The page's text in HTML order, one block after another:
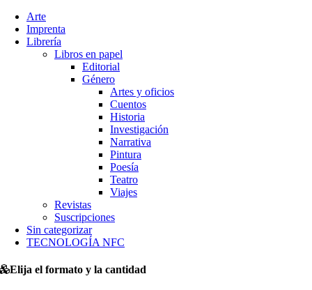
Arte
Imprenta
Librería
Libros en papel
Editorial
Género
Artes y oficios
Cuentos
Historia
Investigación
Narrativa
Pintura
Poesía
Teatro
Viajes
Revistas
Suscripciones
Sin categorizar
TECNOLOGÍA NFC
Elija el formato y la cantidad